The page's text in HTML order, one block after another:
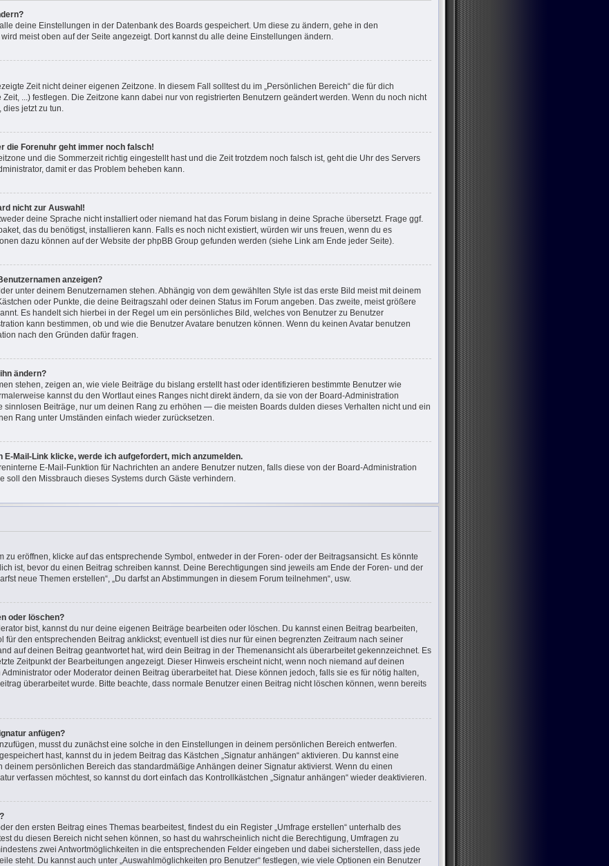
deine Einstellungen in der Datenbank des Boards gespeichert. Um diese zu ändern, gehe in den
meist oben auf der Seite angezeigt. Dort kannst du alle deine Einstellungen ändern.
Zeit nicht deiner eigenen Zeitzone. In diesem Fall solltest du im „Persönlichen Bereich“ die für dich
...) festlegen. Die Zeitzone kann dabei nur von registrierten Benutzern geändert werden. Wenn du noch nicht
dies jetzt zu tun.
die Forenuhr geht immer noch falsch!
und die Sommerzeit richtig eingestellt hast und die Zeit trotzdem noch falsch ist, geht die Uhr des Servers
damit er das Problem beheben kann.
nicht zur Auswahl!
deine Sprache nicht installiert oder niemand hat das Forum bislang in deine Sprache übersetzt. Frage ggf.
das du benötigst, installieren kann. Falls es noch nicht existiert, würden wir uns freuen, wenn du es
dazu können auf der Website der phpBB Group gefunden werden (siehe Link am Ende jeder Seite).
anzeigen?
unter deinem Benutzernamen stehen. Abhängig von dem gewählten Style ist das erste Bild meist mit deinem
oder Punkte, die deine Beitragszahl oder deinen Status im Forum angeben. Das zweite, meist größere
Es handelt sich hierbei in der Regel um ein persönliches Bild, welches von Benutzer zu Benutzer
kann bestimmen, ob und wie die Benutzer Avatare benutzen können. Wenn du keinen Avatar benutzen
nach den Gründen dafür fragen.
ändern?
stehen, zeigen an, wie viele Beiträge du bislang erstellt hast oder identifizieren bestimmte Benutzer wie
kannst du den Wortlaut eines Ranges nicht direkt ändern, da sie von der Board-Administration
sinnlosen Beiträge, nur um deinen Rang zu erhöhen — die meisten Boards dulden dieses Verhalten nicht und ein
Rang unter Umständen einfach wieder zurücksetzen.
E-Mail-Link klicke, werde ich aufgefordert, mich anzumelden.
E-Mail-Funktion für Nachrichten an andere Benutzer nutzen, falls diese von der Board-Administration
soll den Missbrauch dieses Systems durch Gäste verhindern.
zu eröffnen, klicke auf das entsprechende Symbol, entweder in der Foren- oder der Beitragsansicht. Es könnte
ist, bevor du einen Beitrag schreiben kannst. Deine Berechtigungen sind jeweils am Ende der Foren- und der
neue Themen erstellen“, „Du darfst an Abstimmungen in diesem Forum teilnehmen“, usw.
oder löschen?
bist, kannst du nur deine eigenen Beiträge bearbeiten oder löschen. Du kannst einen Beitrag bearbeiten,
für den entsprechenden Beitrag anklickst; eventuell ist dies nur für einen begrenzten Zeitraum nach seiner
auf deinen Beitrag geantwortet hat, wird dein Beitrag in der Themenansicht als überarbeitet gekennzeichnet. Es
Zeitpunkt der Bearbeitungen angezeigt. Dieser Hinweis erscheint nicht, wenn noch niemand auf deinen
oder Moderator deinen Beitrag überarbeitet hat. Diese können jedoch, falls sie es für nötig halten,
überarbeitet wurde. Bitte beachte, dass normale Benutzer einen Beitrag nicht löschen können, wenn bereits
anfügen?
musst du zunächst eine solche in den Einstellungen in deinem persönlichen Bereich entwerfen.
hast, kannst du in jedem Beitrag das Kästchen „Signatur anhängen“ aktivieren. Du kannst eine
persönlichen Bereich das standardmäßige Anhängen deiner Signatur aktivierst. Wenn du einen
verfassen möchtest, so kannst du dort einfach das Kontrollkästchen „Signatur anhängen“ wieder deaktivieren.
den ersten Beitrag eines Themas bearbeitest, findest du ein Register „Umfrage erstellen“ unterhalb des
du diesen Bereich nicht sehen können, so hast du wahrscheinlich nicht die Berechtigung, Umfragen zu
zwei Antwortmöglichkeiten in die entsprechenden Felder eingeben und dabei sicherstellen, dass jede
steht. Du kannst auch unter „Auswahlmöglichkeiten pro Benutzer“ festlegen, wie viele Optionen ein Benutzer